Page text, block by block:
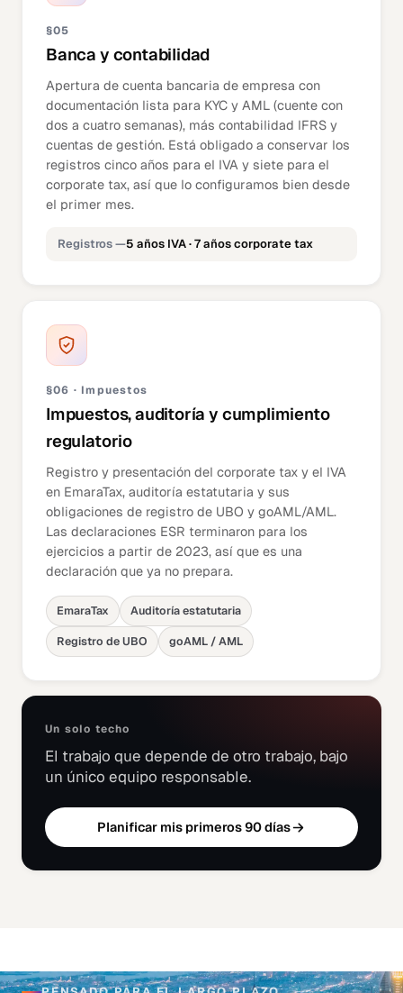
§05
Banca y contabilidad
Apertura de cuenta bancaria de empresa con
documentación lista para KYC y AML (cuente con
dos a cuatro semanas), más contabilidad IFRS y
cuentas de gestión. Está obligado a conservar los
registros cinco años para el IVA y siete para el
corporate tax, así que lo configuramos bien desde
el primer mes.
Registros —5 años IVA · 7 años corporate tax
§06 · Impuestos
Impuestos, auditoría y cumplimiento
regulatorio
Registro y presentación del corporate tax y el IVA
en EmaraTax, auditoría estatutaria y sus
obligaciones de registro de UBO y goAML/AML.
Las declaraciones ESR terminaron para los
ejercicios a partir de 2023, así que es una
declaración que ya no prepara.
EmaraTax
Auditoría estatutaria
Registro de UBO
goAML / AML
Un solo techo
El trabajo que depende de otro trabajo, bajo
un único equipo responsable.
Planificar mis primeros 90 días